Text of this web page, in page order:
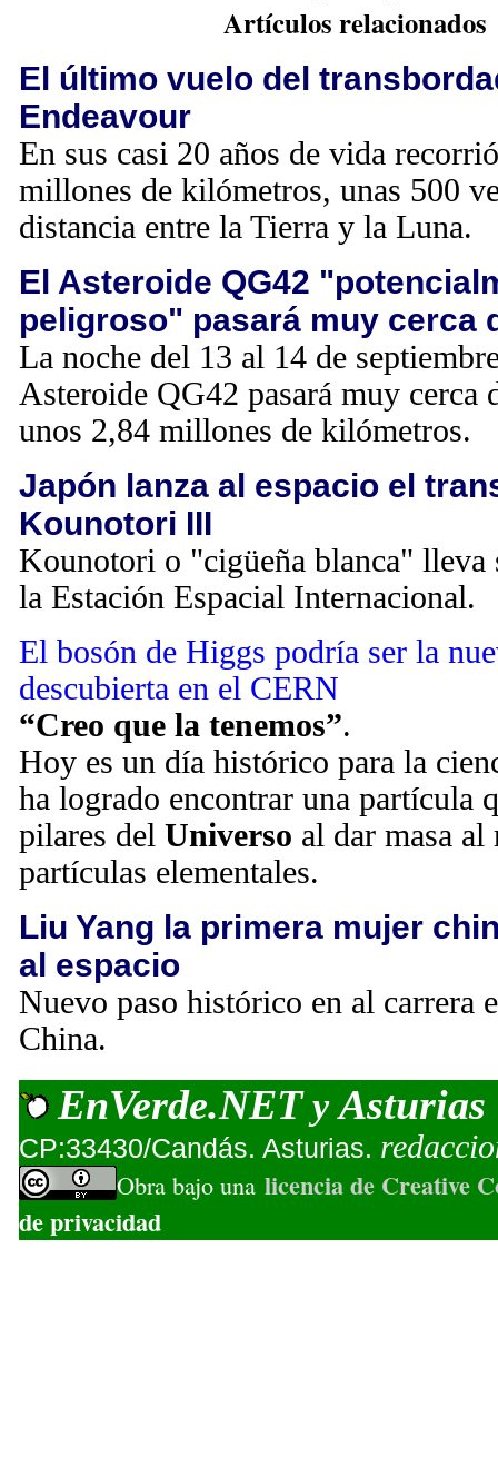
Artículos relacionados
El último vuelo del
Endeavour
En sus casi 20 años de vida
millones de kilómetros, unas 500
distancia entre la Tierra y la Luna.
El Asteroide QG42
peligroso" pasará muy cerca
La noche del 13 al 14 de
Asteroide QG42 pasará muy cerca
unos 2,84 millones de kilómetros.
Japón lanza al espacio el
Kounotori III
Kounotori o "cigüeña blanca" lleva
la Estación Espacial Internacional.
El bosón de Higgs podría ser la
descubierta en el CERN
“Creo que la tenemos”.
Hoy es un día histórico para la
ha logrado encontrar una partícula
pilares del Universo al dar masa al
partículas elementales.
Liu Yang la primera mujer
al espacio
Nuevo paso histórico en al carrera
China.
EnVerde.NETyAsturias
CP:33430/Candás. Asturias.
Obra bajo una licencia de Creative
de privacidad